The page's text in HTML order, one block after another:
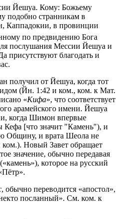
Йешуа. Кому: Божьему
подобно странникам в
Каппадокии, в провинции
по предвидению Бога
послушания Мессии Йешуа и
присутствуют благодать и
получил от Йешуа, когда тот
(Йн. 1:42 и ком., ком. к Мат.
«Кифа», что соответствует
арамейского имени. Йешуа
когда Шимон впервые
[что значит "Камень"), и
Общину, и врата Шеола не
Новый Завет обращает
значение, обычно передавая
(«камень»), которое на русский
, обычно переводится «апостол»,
посланный». См. ком. к